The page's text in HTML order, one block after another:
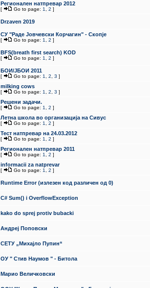
Регионален натпревар 2012
[ Go to page: 1 2 ]
Drzaven 2019
СУ "Раде Јовчевски Корчагин" - Скопје
[ Go to page: 1 2 ]
BFS(breath first search) KOD
[ Go to page: 1 2 ]
БОИ/ЈБОИ 2011
[ Go to page: 1 2 3 ]
milking cows
[ Go to page: 1 2 3 ]
Решени задачи.
[ Go to page: 1 2 ]
Летна школа во организација на Сивус
[ Go to page: 1 2 ]
Тест натпревар на 24.03.2012
[ Go to page: 1 2 ]
Регионален натпревар 2011
[ Go to page: 1 2 ]
informacii za natprevar
[ Go to page: 1 2 ]
Runtime Error (излезен код различен од 0)
C# Sum() i OverflowException
kako do sprej protiv bubacki
Андреј Поповски
СЕТУ „Михајло Пупин“
ОУ " Стив Наумов " - Битола
Марио Величковски